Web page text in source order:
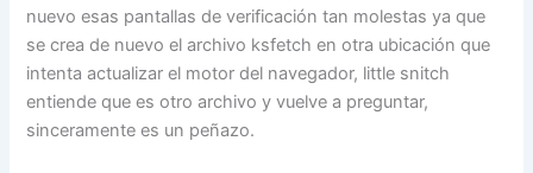
nuevo esas pantallas de verificación tan molestas ya que
se crea de nuevo el archivo ksfetch en otra ubicación que
intenta actualizar el motor del navegador, little snitch
entiende que es otro archivo y vuelve a preguntar,
sinceramente es un peñazo.